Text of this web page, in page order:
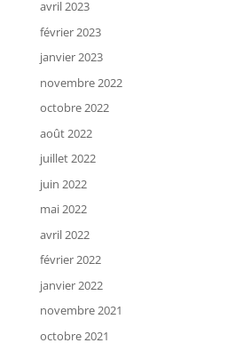
avril 2023
février 2023
janvier 2023
novembre 2022
octobre 2022
août 2022
juillet 2022
juin 2022
mai 2022
avril 2022
février 2022
janvier 2022
novembre 2021
octobre 2021